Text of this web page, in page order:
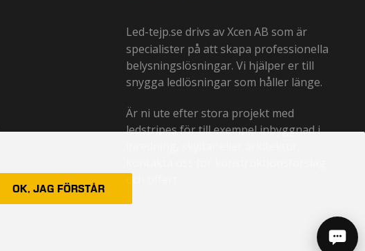
Led-tejp.se drivs avXcen AB som är
specialister på att skapa professionella
belysningslösningar. Vi hjälper er till
snygga ledlösningar som håller länge.
Är ni ute efter stora projekt med
ledstripes för till exempel inbyggnad i
och offert
OK, JAG FÖRSTÅR